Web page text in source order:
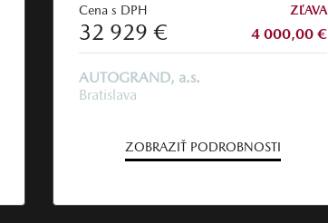
Cena s DPH
32 929 €
ZĽAVA
4 000,00 €
AUTOGRAND, a.s.
Bratislava
ZOBRAZIŤ PODROBNOSTI